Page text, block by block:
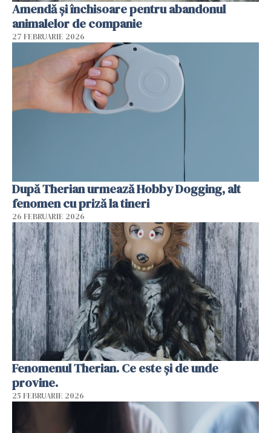
Amendă și închisoare pentru abandonul
animalelor de companie
27 FEBRUARIE 2026
După Therian urmează Hobby Dogging, alt
fenomen cu priză la tineri
26 FEBRUARIE 2026
Fenomenul Therian. Ce este și de unde
provine.
25 FEBRUARIE 2026